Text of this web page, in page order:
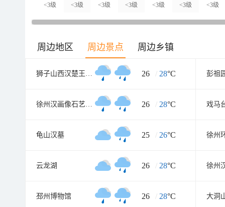
<3级 <3级 <3级 <3级 <3级 <3级 <3级
周边地区 周边景点 周边乡镇
狮子山西汉楚王墓(陪葬兵马俑坑 26 / 28°C 彭祖
徐州汉画像石艺术馆北馆 26 / 28°C 戏马
龟山汉墓 25 / 26°C 徐州
云龙湖 26 / 28°C 徐州
邳州博物馆 26 / 28°C 大洞